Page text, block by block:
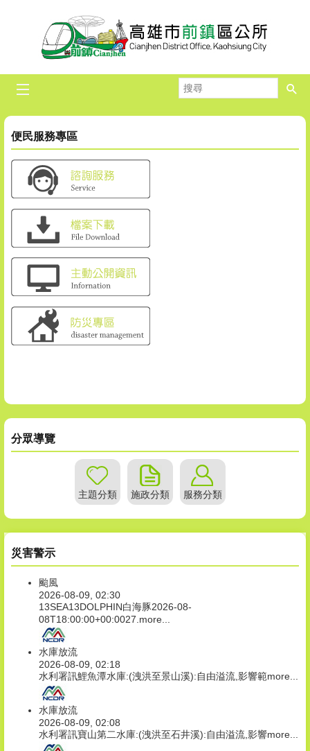
跳到主要內容區塊
便民服務專區
分眾導覽
主題分類 施政分類 服務分類
災害警示
颱風
2026-08-09, 02:30
13SEA13DOLPHIN白海豚2026-08-
08T18:00:00+00:0027. more...
水庫放流
2026-08-09, 02:18
水利署訊鯉魚潭水庫:(洩洪至景山溪):自由溢流,影響範more...
水庫放流
2026-08-09, 02:08
水利署訊寶山第二水庫:(洩洪至石井溪):自由溢流,影響more...